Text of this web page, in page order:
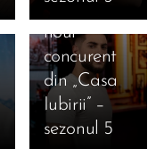
Ciolan,
noul
concurent
din „Casa
Iubirii” –
sezonul 5
12.01.2026
Cine este
Ana
Cristiana
Bălăuca,
11.01.2026
Marea
Finală
Casa Iubirii
– Andreea